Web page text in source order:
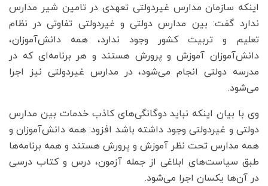
اینکه سازمان مدارس غیردولتی تعهدی در تامین شیر مدارس
ندارد گفت: بین مدارس دولتی و غیردولتی تفاوتی در نظام
تعلیم و تربیت کشور وجود ندارد، همه دانش‌آموزان،
دانش‌آموزان آموزش و پرورش هستند و هر برنامه‌ای که در
مدرسه دولتی انجام می‌شود، در مدارس غیردولتی نیز اجرا
می‌شود.
وی با بیان اینکه نباید دوگانگی‌های کاذب خدمات بین مدارس
دولتی و غیردولتی وجود داشته باشد افزود: همه دانش‌آموزان و
همه مدارس تحت نظر آموزش و پرورش هستند و همه برنامه‌ها
طبق سیاست‌های ابلاغی از جمله آزمون، درس و کتاب درسی
در آن‌ها یکسان اجرا می‌شود.